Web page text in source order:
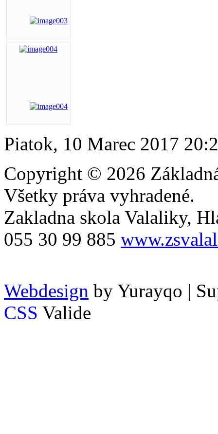
Piatok, 10 Marec 2017
Copyright © 2026
Všetky práva vyhradené.
Zakladna skola Valaliky,
055 30 99 885
Webdesign by Yurayqo |
CSS Valide